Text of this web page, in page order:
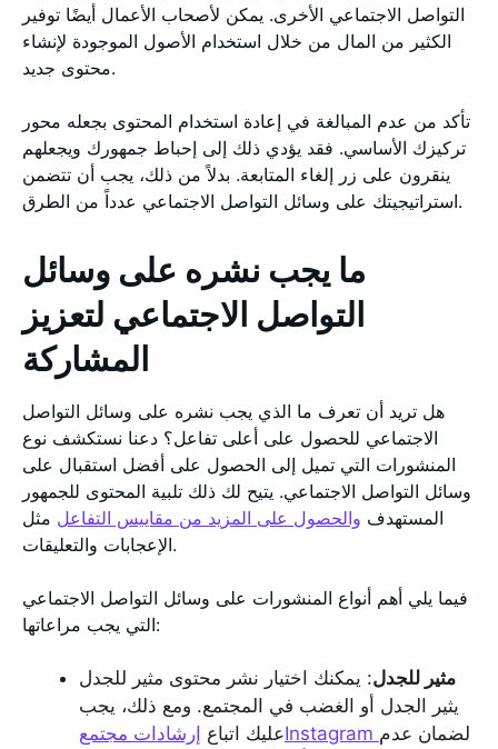
التواصل الاجتماعي الأخرى. يمكن لأصحاب الأعمال أيضًا توفير
الكثير من المال من خلال استخدام الأصول الموجودة لإنشاء
محتوى جديد.
تأكد من عدم المبالغة في إعادة استخدام المحتوى بجعله محور
تركيزك الأساسي. فقد يؤدي ذلك إلى إحباط جمهورك ويجعلهم
ينقرون على زر إلغاء المتابعة. بدلاً من ذلك، يجب أن تتضمن
استراتيجيتك على وسائل التواصل الاجتماعي عدداً من الطرق.
ما يجب نشره على وسائل
التواصل الاجتماعي لتعزيز
المشاركة
هل تريد أن تعرف ما الذي يجب نشره على وسائل التواصل
الاجتماعي للحصول على أعلى تفاعل؟ دعنا نستكشف نوع
المنشورات التي تميل إلى الحصول على أفضل استقبال على
وسائل التواصل الاجتماعي. يتيح لك ذلك تلبية المحتوى للجمهور
المستهدف والحصول على المزيد من مقاييس التفاعل مثل
الإعجابات والتعليقات.
فيما يلي أهم أنواع المنشورات على وسائل التواصل الاجتماعي
التي يجب مراعاتها:
مثير للجدل: يمكنك اختيار نشر محتوى مثير للجدل
يثير الجدل أو الغضب في المجتمع. ومع ذلك، يجب
عليك اتباعإرشادات مجتمعInstagram لضمان عدم